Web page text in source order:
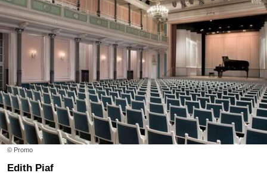
© Promo
Edith Piaf